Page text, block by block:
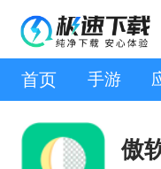
首页 手游
傲